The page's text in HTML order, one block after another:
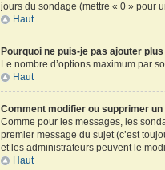
jours du sondage (mettre « 0 » pour
Haut
Pourquoi ne puis-je pas ajouter
Le nombre d’options maximum par
Haut
Comment modifier ou supprimer un
Comme pour les messages, les
premier message du sujet (c’est
et les administrateurs peuvent le
Haut